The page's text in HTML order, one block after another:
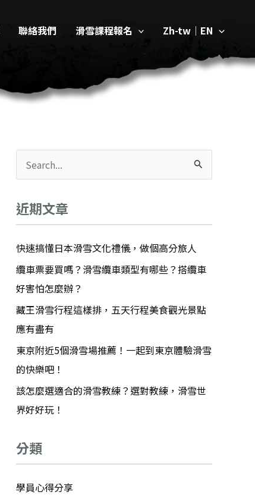
聯絡我們 滑雪課程報名 Zh-tw｜EN
關
鍵
字
近期文章
快速搞懂日本滑雪文化禮儀，做個高分旅人
纜車票要買嗎？滑雪纜車類型有哪些？搭纜車
好害怕怎麼辦？
藏王滑雪行程這樣排，五天行程美食觀光景點
應有盡有
東京附近5個滑雪場推薦！一起到東京體驗滑雪
的快樂吧！
該怎麼選適合的滑雪教練？選對教練，滑雪世
界好好玩！
分類
學員心得分享